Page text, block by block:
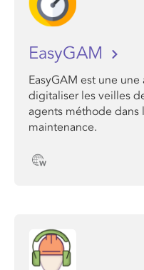
EasyGAM
EasyGAM est une
digitaliser les veilles
agents méthode dans
maintenance.